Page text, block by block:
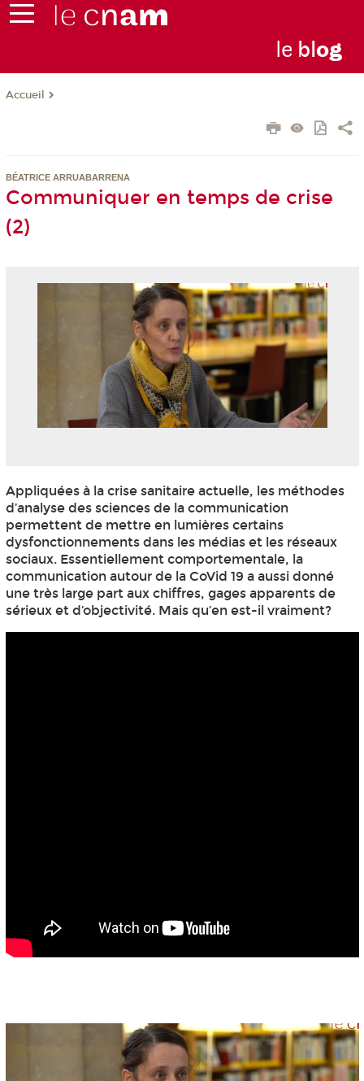
le blog
Accueil
BÉATRICE ARRUABARRENA
Communiquer en temps de crise
(2)
Appliquées à la crise sanitaire actuelle, les méthodes
d’analyse des sciences de la communication
permettent de mettre en lumières certains
dysfonctionnements dans les médias et les réseaux
sociaux. Essentiellement comportementale, la
communication autour de la CoVid 19 a aussi donné
une très large part aux chiffres, gages apparents de
sérieux et d’objectivité. Mais qu’en est-il vraiment?